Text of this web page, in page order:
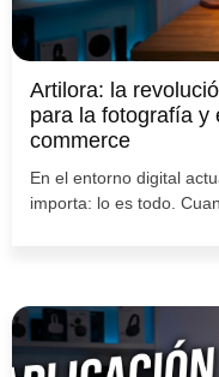
Artilora: la
para la fotografía y
commerce
En el entorno digital
importa: lo es todo.